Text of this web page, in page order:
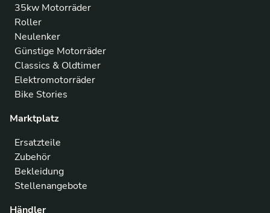
35kw Motorräder
Roller
Neulenker
Günstige Motorräder
Classics & Oldtimer
Elektromotorräder
Bike Stories
Marktplatz
Ersatzteile
Zubehör
Bekleidung
Stellenangebote
Händler